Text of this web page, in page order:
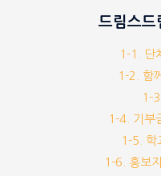
드림스드
1-1. 단
1-2. 함
1-
1-4. 기부
1-5. 학
1-6. 홍보